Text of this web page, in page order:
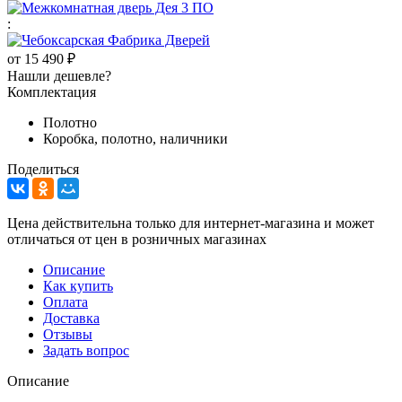
:
от 15 490 ₽
Нашли дешевле?
Комплектация
Полотно
Коробка, полотно, наличники
Поделиться
Цена действительна только для интернет-магазина и может
отличаться от цен в розничных магазинах
Описание
Как купить
Оплата
Доставка
Отзывы
Задать вопрос
Описание